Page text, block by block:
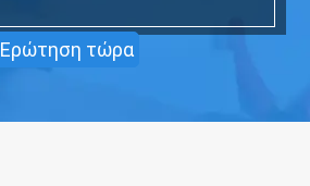
Ερώτηση τώρα